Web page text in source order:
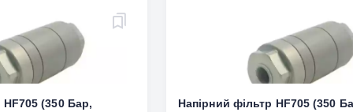
(350 Бар,
Напірний фільтр HF705 (350